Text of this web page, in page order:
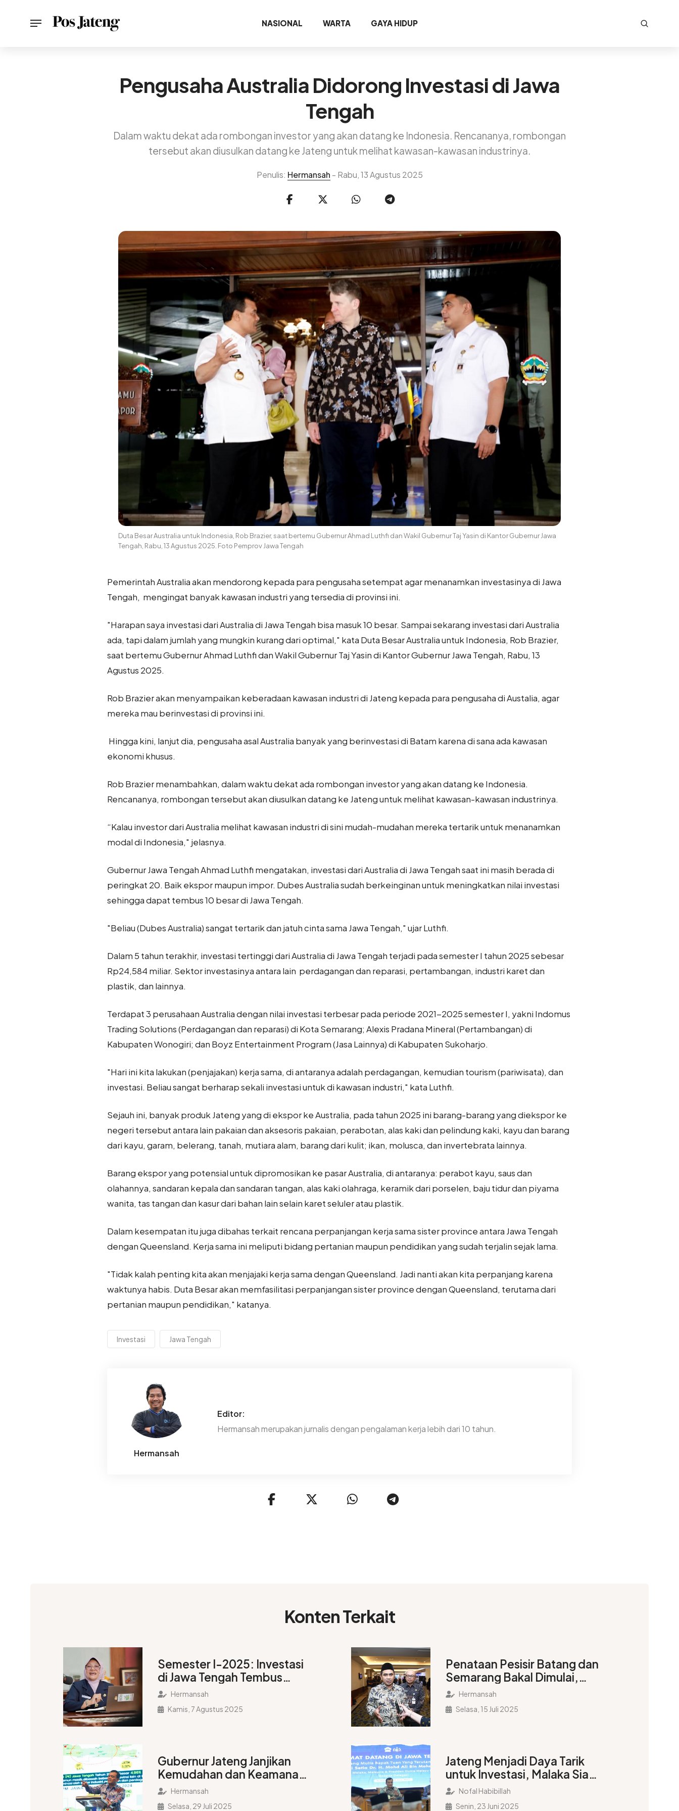
NASIONAL WARTA GAYA HIDUP
Pengusaha Australia Didorong Investasi di Jawa
Tengah
Dalam waktu dekat ada rombongan investor yang akan datang ke Indonesia. Rencananya, rombongan
tersebut akan diusulkan datang ke Jateng untuk melihat kawasan-kawasan industrinya.
Penulis: Hermansah - Rabu, 13 Agustus 2025
Duta Besar Australia untuk Indonesia, Rob Brazier, saat bertemu Gubernur Ahmad Luthfi dan Wakil Gubernur Taj Yasin di Kantor Gubernur Jawa
Tengah, Rabu, 13 Agustus 2025. Foto Pemprov Jawa Tengah
Pemerintah Australia akan mendorong kepada para pengusaha setempat agar menanamkan investasinya di Jawa
Tengah, mengingat banyak kawasan industri yang tersedia di provinsi ini.
"Harapan saya investasi dari Australia di Jawa Tengah bisa masuk 10 besar. Sampai sekarang investasi dari Australia
ada, tapi dalam jumlah yang mungkin kurang dari optimal," kata Duta Besar Australia untuk Indonesia, Rob Brazier,
saat bertemu Gubernur Ahmad Luthfi dan Wakil Gubernur Taj Yasin di Kantor Gubernur Jawa Tengah, Rabu, 13
Agustus 2025.
Rob Brazier akan menyampaikan keberadaan kawasan industri di Jateng kepada para pengusaha di Austalia, agar
mereka mau berinvestasi di provinsi ini.
Hingga kini, lanjut dia, pengusaha asal Australia banyak yang berinvestasi di Batam karena di sana ada kawasan
ekonomi khusus.
Rob Brazier menambahkan, dalam waktu dekat ada rombongan investor yang akan datang ke Indonesia.
Rencananya, rombongan tersebut akan diusulkan datang ke Jateng untuk melihat kawasan-kawasan industrinya.
“Kalau investor dari Australia melihat kawasan industri di sini mudah-mudahan mereka tertarik untuk menanamkan
modal di Indonesia," jelasnya.
Gubernur Jawa Tengah Ahmad Luthfi mengatakan, investasi dari Australia di Jawa Tengah saat ini masih berada di
peringkat 20. Baik ekspor maupun impor. Dubes Australia sudah berkeinginan untuk meningkatkan nilai investasi
sehingga dapat tembus 10 besar di Jawa Tengah.
"Beliau (Dubes Australia) sangat tertarik dan jatuh cinta sama Jawa Tengah," ujar Luthfi.
Dalam 5 tahun terakhir, investasi tertinggi dari Australia di Jawa Tengah terjadi pada semester I tahun 2025 sebesar
Rp24,584 miliar. Sektor investasinya antara lain perdagangan dan reparasi, pertambangan, industri karet dan
plastik, dan lainnya.
Terdapat 3 perusahaan Australia dengan nilai investasi terbesar pada periode 2021-2025 semester I, yakni Indomus
Trading Solutions (Perdagangan dan reparasi) di Kota Semarang; Alexis Pradana Mineral (Pertambangan) di
Kabupaten Wonogiri; dan Boyz Entertainment Program (Jasa Lainnya) di Kabupaten Sukoharjo.
"Hari ini kita lakukan (penjajakan) kerja sama, di antaranya adalah perdagangan, kemudian tourism (pariwisata), dan
investasi. Beliau sangat berharap sekali investasi untuk di kawasan industri," kata Luthfi.
Sejauh ini, banyak produk Jateng yang di ekspor ke Australia, pada tahun 2025 ini barang-barang yang diekspor ke
negeri tersebut antara lain pakaian dan aksesoris pakaian, perabotan, alas kaki dan pelindung kaki, kayu dan barang
dari kayu, garam, belerang, tanah, mutiara alam, barang dari kulit; ikan, molusca, dan invertebrata lainnya.
Barang ekspor yang potensial untuk dipromosikan ke pasar Australia, di antaranya: perabot kayu, saus dan
olahannya, sandaran kepala dan sandaran tangan, alas kaki olahraga, keramik dari porselen, baju tidur dan piyama
wanita, tas tangan dan kasur dari bahan lain selain karet seluler atau plastik.
Dalam kesempatan itu juga dibahas terkait rencana perpanjangan kerja sama sister province antara Jawa Tengah
dengan Queensland. Kerja sama ini meliputi bidang pertanian maupun pendidikan yang sudah terjalin sejak lama.
"Tidak kalah penting kita akan menjajaki kerja sama dengan Queensland. Jadi nanti akan kita perpanjang karena
waktunya habis. Duta Besar akan memfasilitasi perpanjangan sister province dengan Queensland, terutama dari
pertanian maupun pendidikan," katanya.
Investasi Jawa Tengah
Hermansah
Editor:
Hermansah merupakan jurnalis dengan pengalaman kerja lebih dari 10 tahun.
Konten Terkait
Semester I-2025: Investasi
di Jawa Tengah Tembus
Rp45,58 Triliun, Serap 222
Ribu Tenaga Kerja
Hermansah
Kamis, 7 Agustus 2025
Gubernur Jateng Janjikan
Kemudahan dan Keamanan
Investasi di CJIBF 2025
Hermansah
Selasa, 29 Juli 2025
Penataan Pesisir Batang dan
Semarang Bakal Dimulai,
Investasi Capai Rp114 Triliun
Hermansah
Selasa, 15 Juli 2025
Jateng Menjadi Daya Tarik
untuk Investasi, Malaka Siap
Kerja Sama
Nofal Habibillah
Senin, 23 Juni 2025